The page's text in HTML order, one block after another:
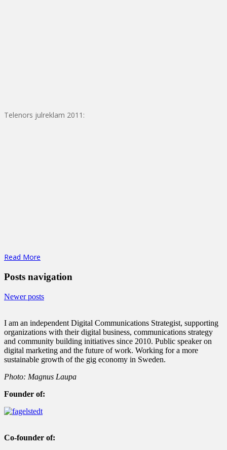
Telenors julreklam 2011:
Read More
Posts navigation
Newer posts
I am an independent Digital Communications Strategist, supporting
organizations with their digital business, communications strategy
and community building initiatives since 2010. Public speaker on
digital marketing and the future of work. Working for a more
sustainable growth of the gig economy in Sweden.
Photo: Magnus Laupa
Founder of:
Co-founder of: